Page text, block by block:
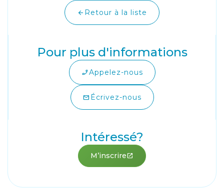
arrow_back Retour à la liste
Pour plus d'informations
phone_enabledAppelez-nous
mail Écrivez-nous
Intéressé?
M’inscrireopen_in_new